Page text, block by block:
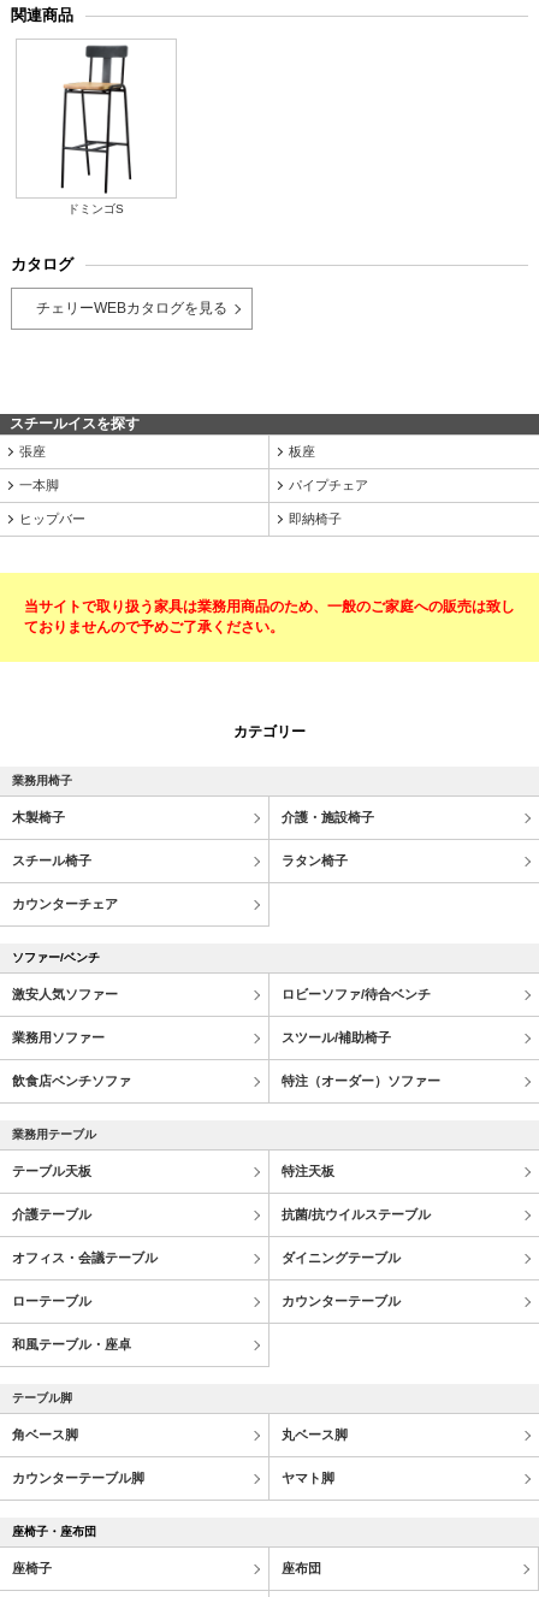
関連商品
ドミンゴS
カタログ
チェリーWEBカタログを見る
スチールイスを探す
張座 板座
一本脚 パイプチェア
ヒップバー 即納椅子
当サイトで取り扱う家具は業務用商品のため、一般のご家庭への販売は致し
ておりませんので予めご了承ください。
カテゴリー
業務用椅子
木製椅子 介護・施設椅子
スチール椅子 ラタン椅子
カウンターチェア
ソファー/ベンチ
激安人気ソファー ロビーソファ/待合ベンチ
業務用ソファー スツール/補助椅子
飲食店ベンチソファ 特注（オーダー）ソファー
業務用テーブル
テーブル天板 特注天板
介護テーブル 抗菌/抗ウイルステーブル
オフィス・会議テーブル ダイニングテーブル
ローテーブル カウンターテーブル
和風テーブル・座卓
テーブル脚
角ベース脚 丸ベース脚
カウンターテーブル脚 ヤマト脚
座椅子・座布団
座椅子 座布団